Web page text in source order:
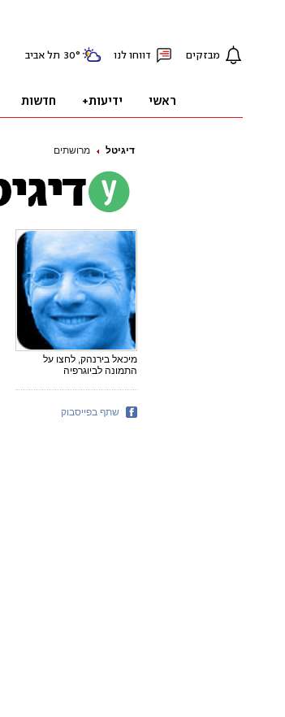
דיגיטל מרושתים
מיכאל בירנהק, לחצו על
התמונה לביוגרפיה
שתף בפייסבוק